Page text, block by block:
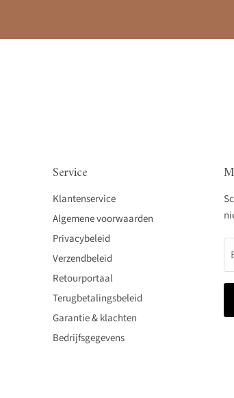
Service
Klantenservice
Algemene voorwaarden
Privacybeleid
Verzendbeleid
Retourportaal
Terugbetalingsbeleid
Garantie & klachten
Bedrijfsgegevens